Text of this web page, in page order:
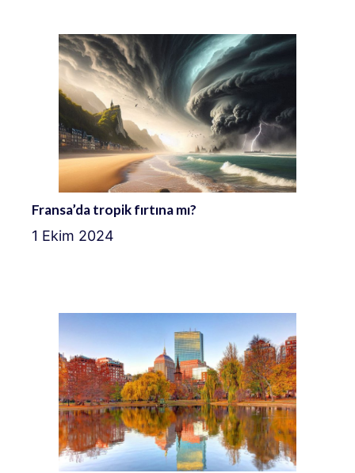
Fransa’da tropik fırtına mı?
1 Ekim 2024